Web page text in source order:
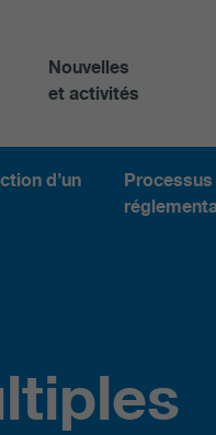
Nouvelles
et activités
d’un
Processus